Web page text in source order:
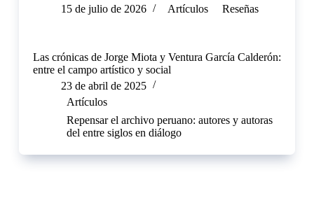
15 de julio de 2026
Artículos Reseñas
Las crónicas de Jorge Miota y Ventura García Calderón:
entre el campo artístico y social
23 de abril de 2025
Artículos
Repensar el archivo peruano: autores y autoras
del entre siglos en diálogo